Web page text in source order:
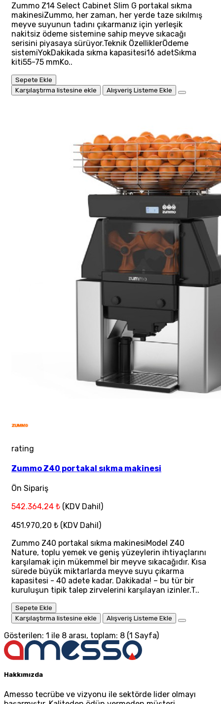
Zummo Z14 Select Cabinet Slim G portakal sıkma
makinesiZummo, her zaman, her yerde taze sıkılmış
meyve suyunun tadını çıkarmanız için yerleşik
nakitsiz ödeme sistemine sahip meyve sıkacağı
serisini piyasaya sürüyor.Teknik ÖzelliklerÖdeme
sistemiYokDakikada sıkma kapasitesi16 adetSıkma
kiti55-75 mmKo..
Sepete Ekle
Karşılaştırma listesine ekle
Alışveriş Listeme Ekle
rating
Zummo Z40 portakal sıkma makinesi
Ön Sipariş
542.364,24 ₺ (KDV Dahil)
451.970,20 ₺ (KDV Dahil)
Zummo Z40 portakal sıkma makinesiModel Z40
Nature, toplu yemek ve geniş yüzeylerin ihtiyaçlarını
karşılamak için mükemmel bir meyve sıkacağıdır. Kısa
sürede büyük miktarlarda meyve suyu çıkarma
kapasitesi - 40 adete kadar. Dakikada! – bu tür bir
kuruluşun tipik talep zirvelerini karşılayan izinler.T..
Sepete Ekle
Karşılaştırma listesine ekle
Alışveriş Listeme Ekle
Gösterilen: 1 ile 8 arası, toplam: 8 (1 Sayfa)
Hakkımızda
Amesso tecrübe ve vizyonu ile sektörde lider olmayı